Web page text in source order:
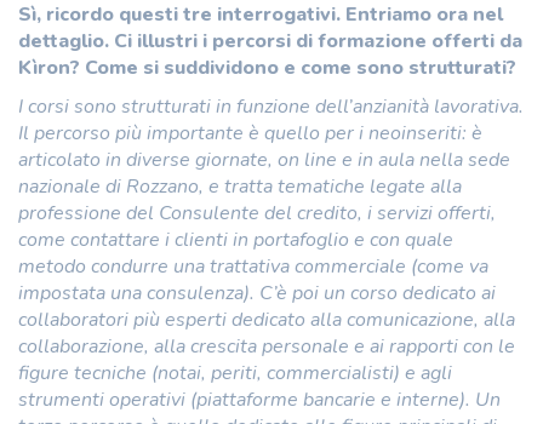
Sì, ricordo questi tre interrogativi. Entriamo ora nel
dettaglio. Ci illustri i percorsi di formazione offerti da
Kìron? Come si suddividono e come sono strutturati?
I corsi sono strutturati in funzione dell’anzianità lavorativa.
Il percorso più importante è quello per i neoinseriti: è
articolato in diverse giornate, on line e in aula nella sede
nazionale di Rozzano, e tratta tematiche legate alla
professione del Consulente del credito, i servizi offerti,
come contattare i clienti in portafoglio e con quale
metodo condurre una trattativa commerciale (come va
impostata una consulenza). C’è poi un corso dedicato ai
collaboratori più esperti dedicato alla comunicazione, alla
collaborazione, alla crescita personale e ai rapporti con le
figure tecniche (notai, periti, commercialisti) e agli
strumenti operativi (piattaforme bancarie e interne). Un